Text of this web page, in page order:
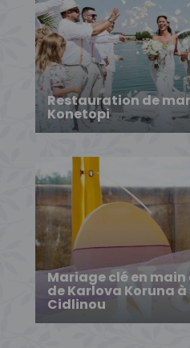
Restauration de
Konetopi
Mariage clé en
de Karlova Koruna
Cidlinou